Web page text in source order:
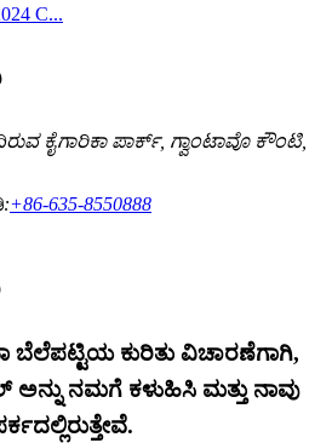
C...
ಕೈಗಾರಿಕಾ ಪಾರ್ಕ್, ಗ್ವಾಂಟಾವೊ ಕೌಂಟಿ,
+86-635-8550888
ಬೆಲೆಪಟ್ಟಿಯ ಕುರಿತು ವಿಚಾರಣೆಗಾಗಿ,
ನಮಗೆ ಕಳುಹಿಸಿ ಮತ್ತು ನಾವು